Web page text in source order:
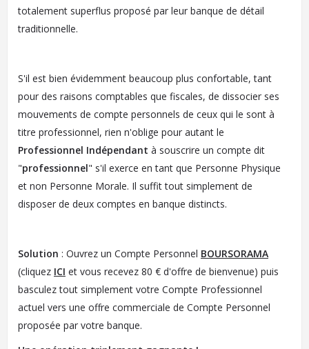
totalement superflus proposé par leur banque de détail
traditionnelle.
S'il est bien évidemment beaucoup plus confortable, tant
pour des raisons comptables que fiscales, de dissocier ses
mouvements de compte personnels de ceux qui le sont à
titre professionnel, rien n'oblige pour autant le
Professionnel Indépendant à souscrire un compte dit
"professionnel" s'il exerce en tant que Personne Physique
et non Personne Morale. Il suffit tout simplement de
disposer de deux comptes en banque distincts.
Solution : Ouvrez un Compte Personnel BOURSORAMA
(cliquez ICI et vous recevez 80 € d'offre de bienvenue) puis
basculez tout simplement votre Compte Professionnel
actuel vers une offre commerciale de Compte Personnel
proposée par votre banque.